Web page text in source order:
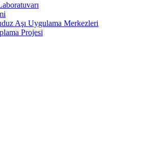
Aşı Uygulama Merkezleri
Projesi